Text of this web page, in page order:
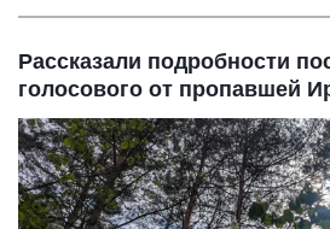
Рассказали подробности
голосового от пропавшей